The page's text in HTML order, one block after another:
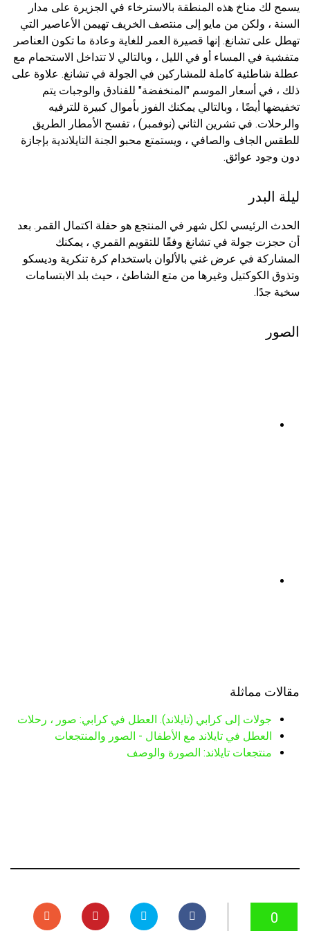
يسمح لك مناخ هذه المنطقة بالاسترخاء في الجزيرة على مدار
السنة ، ولكن من مايو إلى منتصف الخريف تهيمن الأعاصير التي
تهطل على تشانغ. إنها قصيرة العمر للغاية وعادة ما تكون العناصر
متفشية في المساء أو في الليل ، وبالتالي لا تتداخل الاستحمام مع
عطلة شاطئية كاملة للمشاركين في الجولة في تشانغ. علاوة على
ذلك ، في أسعار الموسم "المنخفضة" للفنادق والوجبات يتم
تخفيضها أيضًا ، وبالتالي يمكنك الفوز بأموال كبيرة للترفيه
والرحلات. في تشرين الثاني (نوفمبر) ، تفسح الأمطار الطريق
للطقس الجاف والصافي ، ويستمتع محبو الجنة التايلاندية بإجازة
دون وجود عوائق.
ليلة البدر
الحدث الرئيسي لكل شهر في المنتجع هو حفلة اكتمال القمر. بعد
أن حجزت جولة في تشانغ وفقًا للتقويم القمري ، يمكنك
المشاركة في عرض غني بالألوان باستخدام كرة تنكرية وديسكو
وتذوق الكوكتيل وغيرها من متع الشاطئ ، حيث بلد الابتسامات
سخية جدًا.
الصور
مقالات مماثلة
جولات إلى كرابي (تايلاند). العطل في كرابي: صور ، رحلات
العطل في تايلاند مع الأطفال - الصور والمنتجعات
منتجعات تايلاند: الصورة والوصف
0